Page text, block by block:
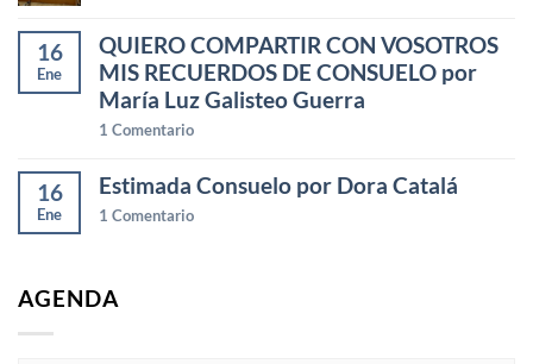
16
Ene
QUIERO COMPARTIR CON VOSOTROS
MIS RECUERDOS DE CONSUELO por
María Luz Galisteo Guerra
1 Comentario
16
Ene
Estimada Consuelo por Dora Catalá
1 Comentario
AGENDA